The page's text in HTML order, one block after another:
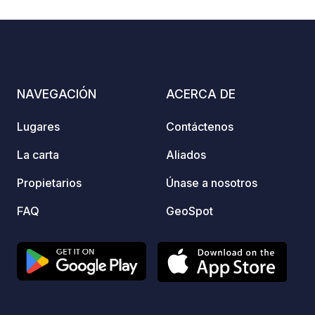
NAVEGACIÓN
Lugares
La carta
Propietarios
FAQ
ACERCA DE
Contáctenos
Aliados
Únase a nosotros
GeoSpot